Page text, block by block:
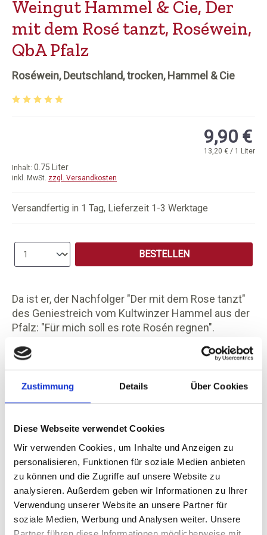
Zustimmung Details Über Cookies
Diese Webseite verwendet Cookies
Wir verwenden Cookies, um Inhalte und Anzeigen zu
personalisieren, Funktionen für soziale Medien anbieten
zu können und die Zugriffe auf unsere Website zu
analysieren. Außerdem geben wir Informationen zu Ihrer
Verwendung unserer Website an unsere Partner für
soziale Medien, Werbung und Analysen weiter. Unsere
Da ist er, der Nachfolger "Der mit dem Rose tanzt"
des Geniestreich vom Kultwinzer Hammel aus der
Pfalz: "Für mich soll es rote Rosén regnen".
könnten besser beschreiben, das Leben zu packen
und es zu leben. Trinke was dir schmeckt, belohne
dich und lass deinem Verlangen auch mal Lauf.
Rosé kann so eine Belohnung sein, welche man(n)
und Frau sich verdient haben, wenn sie von der
Schnelllebigkeit des täglichen Lebens sich eine
Pause verdient haben. Viele Frucht, belebendes
Aroma von roten Früchten, elegante Würze aus
feinem Holz gepaart mit saftiger Frische, flüssiger
Lebensfreude. Schöner kann der Abend in
bewusster Ruhe oder in heiterer Gesellschaft nicht
Weingut Hammel & Cie, Der
mit dem Rosé tanzt, Roséwein,
QbA Pfalz
Roséwein, Deutschland, trocken, Hammel & Cie
9,90 €
13,20 € / 1 Liter
Inhalt: 0.75 Liter
inkl. MwSt. zzgl. Versandkosten
Versandfertig in 1 Tag, Lieferzeit 1-3 Werktage
Produkt Anzahl: Gib den gewünschten
BESTELLEN